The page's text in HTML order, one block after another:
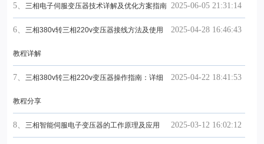
2025-06-05 21:31:14
5、 三相电子伺服变压器技术详解及优化方案指南
2025-04-28 16:46:43
6、 三相380v转三相220v变压器接线方法及使用
教程详解
2025-04-22 18:41:53
7、 三相380v转三相220v变压器操作指南：详细
教程分享
2025-03-12 16:02:12
8、 三相智能伺服电子变压器的工作原理及应用